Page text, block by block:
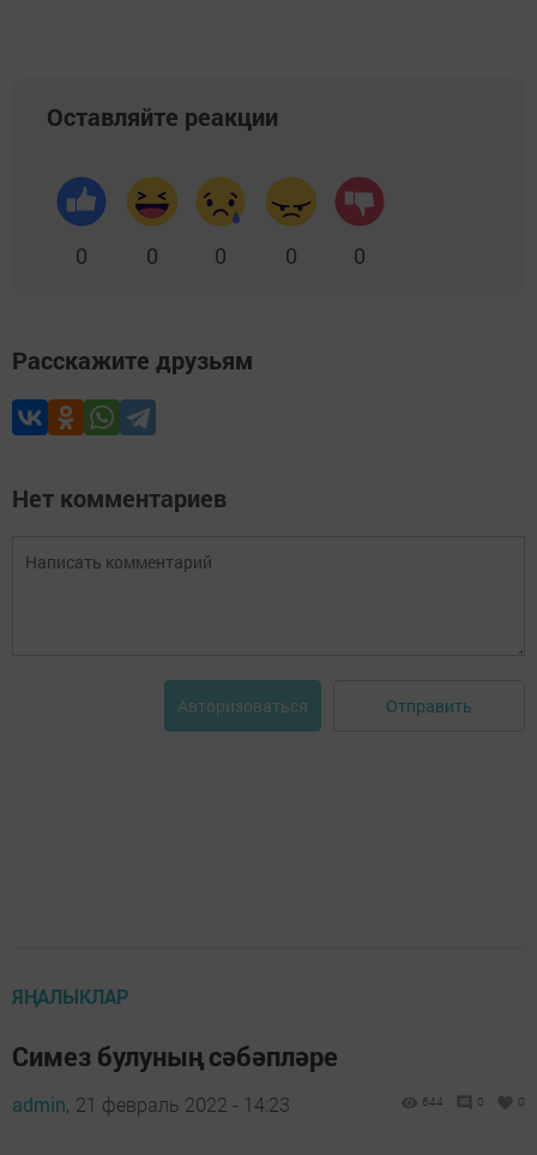
Оставляйте реакции
0 0 0 0 0
Расскажите друзьям
Нет комментариев
Авторизоваться Отправить
ЯҢАЛЫКЛАР
Симез булуның сәбәпләре
admin, 21 февраль 2022 - 14:23 644 0 0